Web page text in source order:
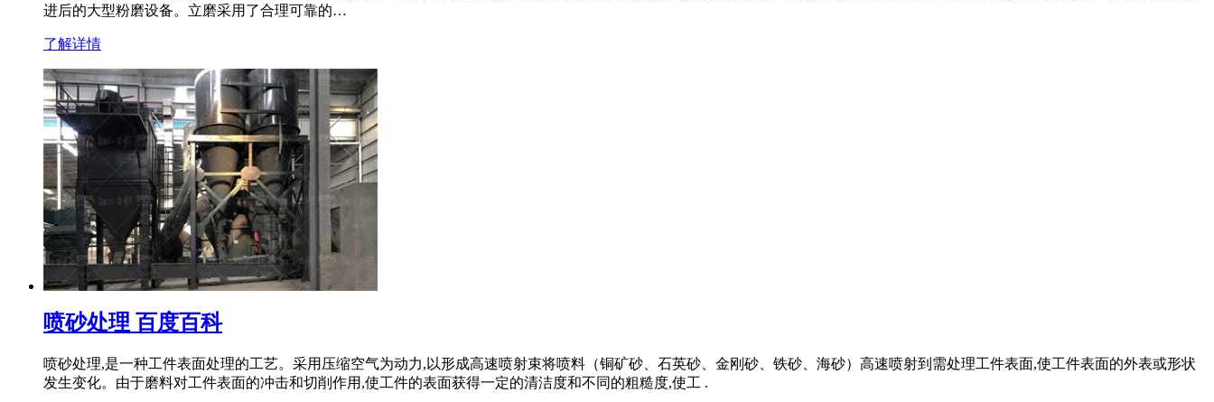
进后的大型粉磨设备。立磨采用了合理可靠的…
了解详情
喷砂处理 百度百科
喷砂处理,是一种工件表面处理的工艺。采用压缩空气为动力,以形成高速喷射束将喷料（铜矿砂、石英砂、金刚砂、铁砂、海砂）高速喷射到需处理工件表面,使工件表面的外表或形状
发生变化。由于磨料对工件表面的冲击和切削作用,使工件的表面获得一定的清洁度和不同的粗糙度,使工 .